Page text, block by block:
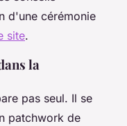
d'une cérémonie
site.
la
pas seul. Il se
patchwork de